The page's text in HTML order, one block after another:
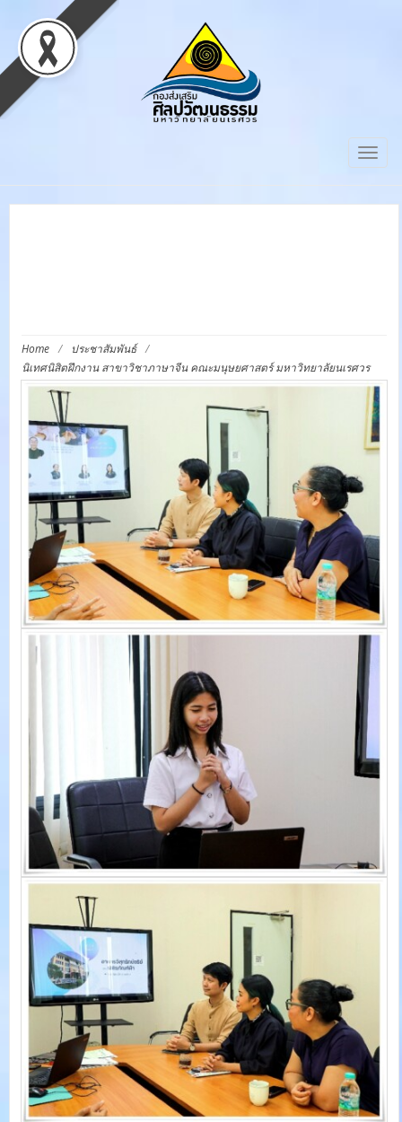
Home / ประชาสัมพันธ์ /
นิเทศนิสิตฝึกงาน สาขาวิชาภาษาจีน คณะมนุษยศาสตร์ มหาวิทยาลัยนเรศวร